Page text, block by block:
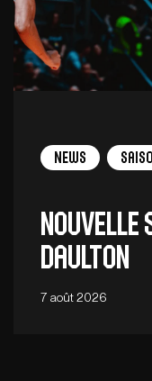
News
Nouvelle
Daulton
7 août 2026